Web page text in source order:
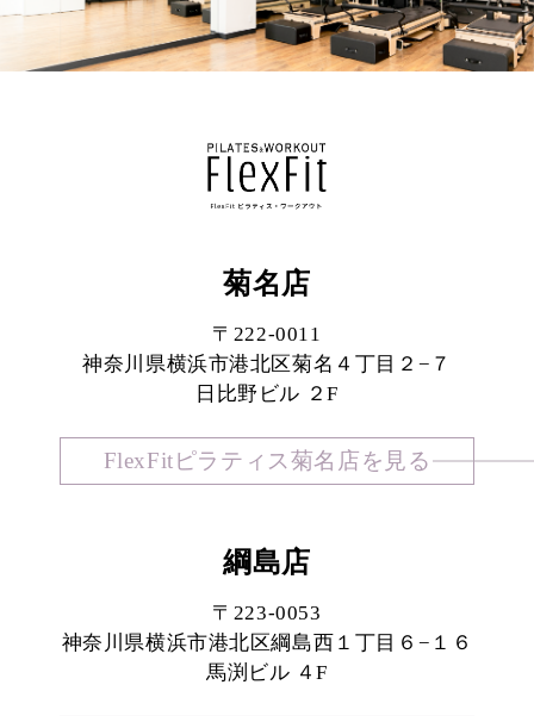
菊名店
〒222-0011
神奈川県横浜市港北区菊名４丁目２−７
日比野ビル ２F
FlexFitピラティス菊名店を見る
綱島店
〒223-0053
神奈川県横浜市港北区綱島西１丁目６−１６
馬渕ビル ４F